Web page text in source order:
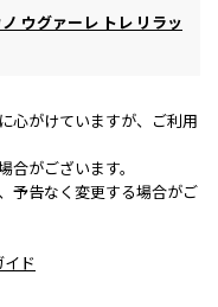
ウグァーレ トレ リラッ
心がけていますが、ご利用
がございます。
予告なく変更する場合がご
ド